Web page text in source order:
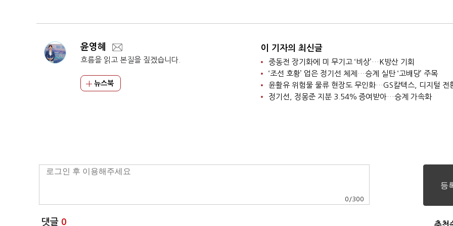
윤영혜
흐름을 읽고 본질을 짚겠습니다.
뉴스북
이 기자의 최신글
중동전 장기화에 미 무기고 ‘비상’…K방산 기회
‘조선 호황’ 업은 정기선 체제…승계 실탄 ‘고배당’ 주목
윤활유 위험물 물류 현장도 무인화…GS칼텍스, 디지털 전
정기선, 정몽준 지분 3.54％ 증여받아…승계 가속화
0 /300
댓글 0 추천